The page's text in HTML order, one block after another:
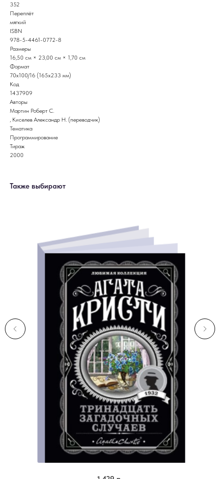
352
Переплёт
мягкий
ISBN
978-5-4461-0772-8
Размеры
16,50 см × 23,00 см × 1,70 см
Формат
70х100/16 (165х233 мм)
Код
1437909
Авторы
Мартин Роберт С.
, Киселев Александр Н. (переводчик)
Тематика
Программирование
Тираж
2000
Также выбирают